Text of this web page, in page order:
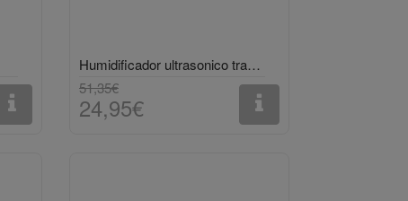
Humidificador ultrasonico travel ISY
51,35€
24,95€